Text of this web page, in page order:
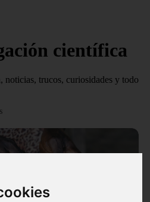
científica
trucos, curiosidades y todo